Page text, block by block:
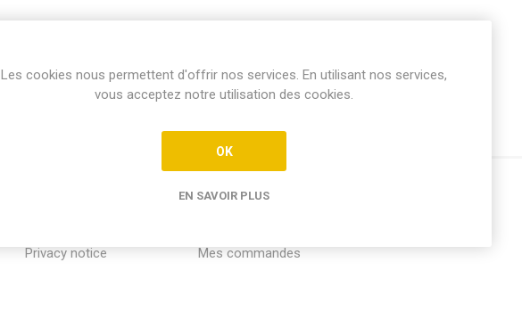
Privacy notice Mes commandes
Les cookies nous permettent d'offrir nos services. En utilisant nos services,
vous acceptez notre utilisation des cookies.
OK
EN SAVOIR PLUS